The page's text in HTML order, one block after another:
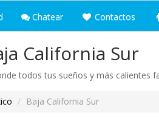
Chatear Contactos
California Sur
todos tus sueños y más calientes
Baja California Sur